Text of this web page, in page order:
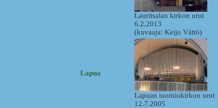
Lauritsalan kirkon urut
6.2.2013
(kuvaaja: Keijo Vättö)
Lapua
Lapuan tuomiokirkon urut
12.7.2005